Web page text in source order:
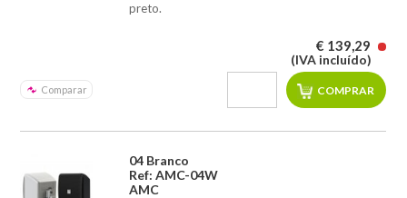
preto.
Comparar
€ 139,29
(IVA incluído)
04 Branco
Ref: AMC-04W
AMC